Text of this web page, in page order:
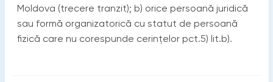
Moldova (trecere tranzit); b) orice persoană juridică
sau formă organizatorică cu statut de persoană
fizică care nu corespunde cerinţelor pct.5) lit.b).